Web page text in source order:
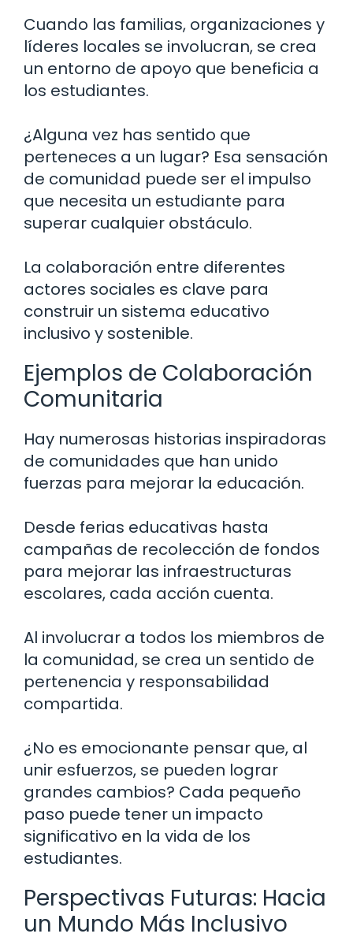
Cuando las familias, organizaciones y
líderes locales se involucran, se crea
un entorno de apoyo que beneficia a
los estudiantes.
¿Alguna vez has sentido que
perteneces a un lugar? Esa sensación
de comunidad puede ser el impulso
que necesita un estudiante para
superar cualquier obstáculo.
La colaboración entre diferentes
actores sociales es clave para
construir un sistema educativo
inclusivo y sostenible.
Ejemplos de Colaboración
Comunitaria
Hay numerosas historias inspiradoras
de comunidades que han unido
fuerzas para mejorar la educación.
Desde ferias educativas hasta
campañas de recolección de fondos
para mejorar las infraestructuras
escolares, cada acción cuenta.
Al involucrar a todos los miembros de
la comunidad, se crea un sentido de
pertenencia y responsabilidad
compartida.
¿No es emocionante pensar que, al
unir esfuerzos, se pueden lograr
grandes cambios? Cada pequeño
paso puede tener un impacto
significativo en la vida de los
estudiantes.
Perspectivas Futuras: Hacia
un Mundo Más Inclusivo